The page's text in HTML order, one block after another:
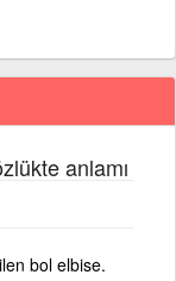
anlamı
bol elbise.